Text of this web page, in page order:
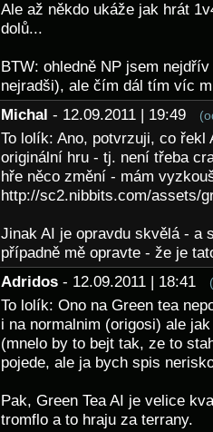
Ale až někdo ukáže jak hrát
dolů...
BTW: ohledně NP jsem
nejradši), ale čím dál tím víc
Michal - 12.09.2011 | 19:49
To lolík: Ano, potvrzuji, co řekl
originální hru - tj. není třeba
hře něco změní - mám
http://sc2.nibbits.com/assets/
Jinak AI je opravdu skvělá - a
případně mě opravte - že je
Adridos - 12.09.2011 | 18:41
To lolík: Ono na Green tea
i na normalnim (origosi) ale
(mnelo by to bejt tak, ze to
pojede, ale ja bych spis
Pak, Green Tea AI je velice
tromflo a to hraju za terrany.